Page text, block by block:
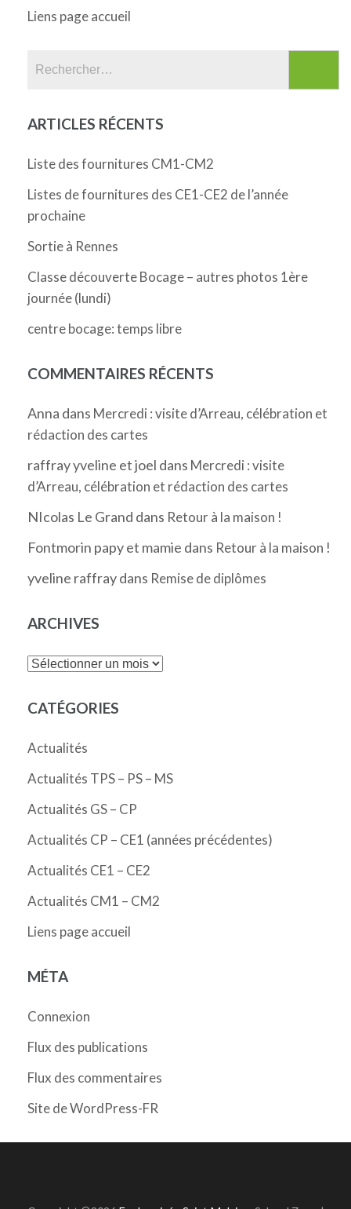
Liens page accueil
ARTICLES RÉCENTS
Liste des fournitures CM1-CM2
Listes de fournitures des CE1-CE2 de l’année
prochaine
Sortie à Rennes
Classe découverte Bocage – autres photos 1ère
journée (lundi)
centre bocage: temps libre
COMMENTAIRES RÉCENTS
Anna dans Mercredi : visite d’Arreau, célébration et
rédaction des cartes
raffray yveline et joel dans Mercredi : visite
d’Arreau, célébration et rédaction des cartes
NIcolas Le Grand dans Retour à la maison !
Fontmorin papy et mamie dans Retour à la maison !
yveline raffraydans Remise de diplômes
ARCHIVES
Archives
CATÉGORIES
Actualités
Actualités TPS – PS – MS
Actualités GS – CP
Actualités CP – CE1 (années précédentes)
Actualités CE1 – CE2
Actualités CM1 – CM2
Liens page accueil
MÉTA
Connexion
Flux des publications
Flux des commentaires
Site de WordPress-FR